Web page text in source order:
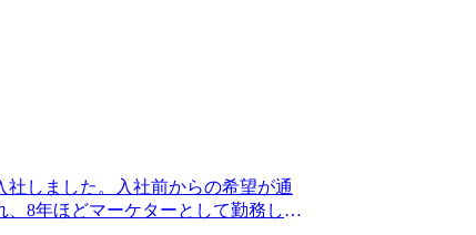
ァームへの転職は、選考通過率は決
た。 転職前は年収400万円、転職後
ウドの導入支援といった難易度の高
めには、ビジネスサイドへの理解
ィングワークを通じて身につけた
るファームに入れたので、しっか
りました。他に話を聞いたエージ
ィブに働くということも言われて
して前向きになれました。 また初
非常にわかりやすく説明いただ
つでした。 最初の印象通り、コン
です。具体的な仕事の進め方や各
としてのキャリアイメージ形成に
の経験にあまり自信がなかったので
んに引き出していただき、面接で
しました。入社前からの希望が通
8年ほどマーケターとして勤務して